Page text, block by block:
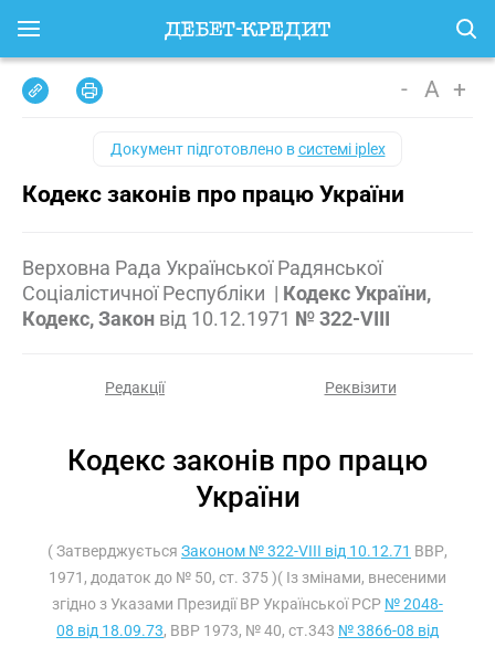
- A +
Документ підготовлено всистемі iplex
Кодекс законів про працю України
Верховна Рада Української Радянської
Соціалістичної Республіки | Кодекс України,
Кодекс, Закон від 10.12.1971 № 322-VIII
Редакції Реквізити
Кодекс законів про працю
України
( Затверджується Законом № 322-VIII від 10.12.71 ВВР,
1971, додаток до № 50, ст. 375 )( Із змінами, внесеними
згідно з Указами Президії ВР Української РСР № 2048-
08 від 18.09.73, ВВР 1973, № 40, ст.343 № 3866-08 від